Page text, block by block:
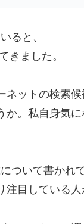
ると、
きました。
ネットの検索
か。私自身気
ついて書かれ
目している人